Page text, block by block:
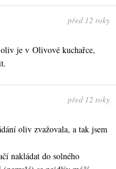
před 12 roky
je v Olivové kuchařce,
před 12 roky
oliv zvažovala, a tak jsem
nakládat do solného